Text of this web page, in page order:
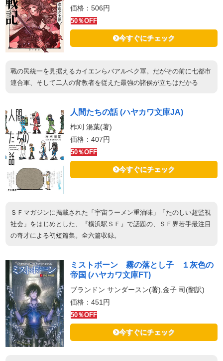
価格：506円
50％OFF
今すぐにチェック
戰の民統一を見据えるカイエンらバアルベク軍。だがその前に七都市
連合軍、そして二人の背教者を従えた最強の諸侯が立ちはだかる
人間たちの話 (ハヤカワ文庫JA)
柞刈 湯葉(著)
価格：407円
50％OFF
今すぐにチェック
ＳＦマガジンに掲載された「宇宙ラーメン重油味」「たのしい超監視
社会」をはじめとした、『横浜駅ＳＦ』で話題の、ＳＦ界若手最注目
の奇才による初短篇集。全六篇収録。
ミストボーン 霧の落とし子 １灰色の
帝国 (ハヤカワ文庫FT)
ブランドン サンダースン(著),金子 司(翻訳)
価格：451円
50％OFF
今すぐにチェック